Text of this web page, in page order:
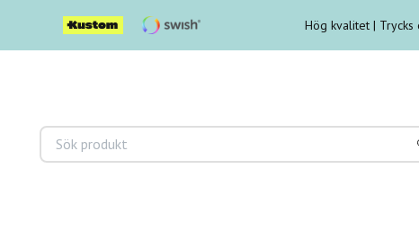
Hög kvalitet | Trycks